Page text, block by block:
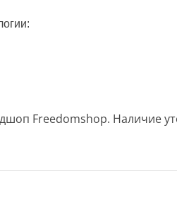
Freedomshop. Наличие